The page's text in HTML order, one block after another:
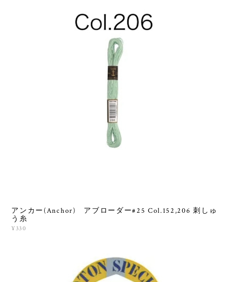
アンカー(Anchor) アブローダー#25 Col.152,206 刺しゅ
う糸
¥330